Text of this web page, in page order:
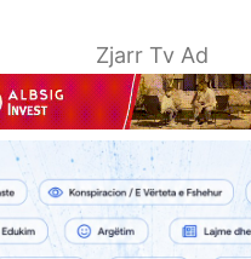
Zjarr Tv Ad